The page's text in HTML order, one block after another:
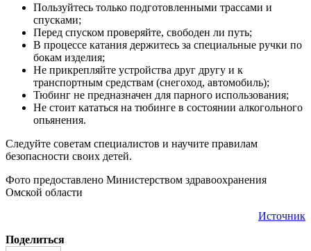
Пользуйтесь только подготовленными трассами и
спусками;
Перед спуском проверяйте, свободен ли путь;
В процессе катания держитесь за специальные ручки по
бокам изделия;
Не прикрепляйте устройства друг другу и к
транспортным средствам (снегоход, автомобиль);
Тюбинг не предназначен для парного использования;
Не стоит кататься на тюбинге в состоянии алкогольного
опьянения.
Следуйте советам специалистов и научите правилам
безопасности своих детей.
Фото предоставлено Министерством здравоохранения
Омской области
Источник
Поделиться